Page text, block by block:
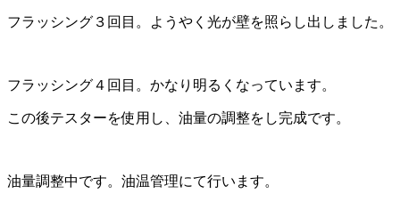
フラッシング３回目。ようやく光が壁を照らし出しました。
フラッシング４回目。かなり明るくなっています。
この後テスターを使用し、油量の調整をし完成です。
油量調整中です。油温管理にて行います。